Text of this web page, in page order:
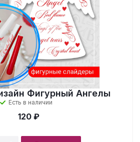
Фигурный Ангелы
Есть в наличии
120 ₽